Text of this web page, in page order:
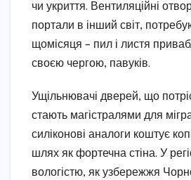
чи укриття. Вентиляційні
портали в інший світ,
щомісяця – пил і листя
своєю чергою, павуків.
Ущільнювачі дверей, що
стають магістралями для
силіконові аналоги коштує
шлях як фортечна стіна. У
вологістю, як узбережжя